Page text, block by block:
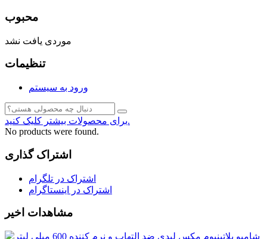
محبوب
موردی یافت نشد
تنظیمات
ورود به سیستم
برای محصولات بیشتر کلیک کنید.
No products were found.
اشتراک گذاری
اشتراک در تلگرام
اشتراک در اینستاگرام
مشاهدات اخیر